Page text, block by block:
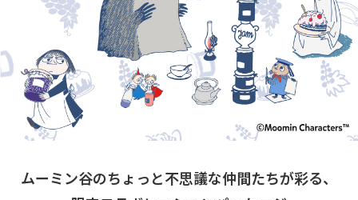
ムーミン谷のちょっと不思議な仲間たちが彩る、